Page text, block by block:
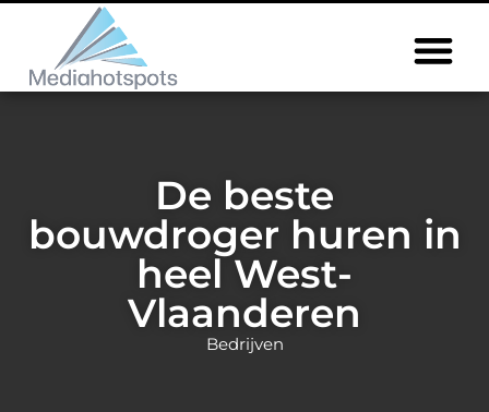
De beste
bouwdroger huren in
heel West-
Vlaanderen
Bedrijven